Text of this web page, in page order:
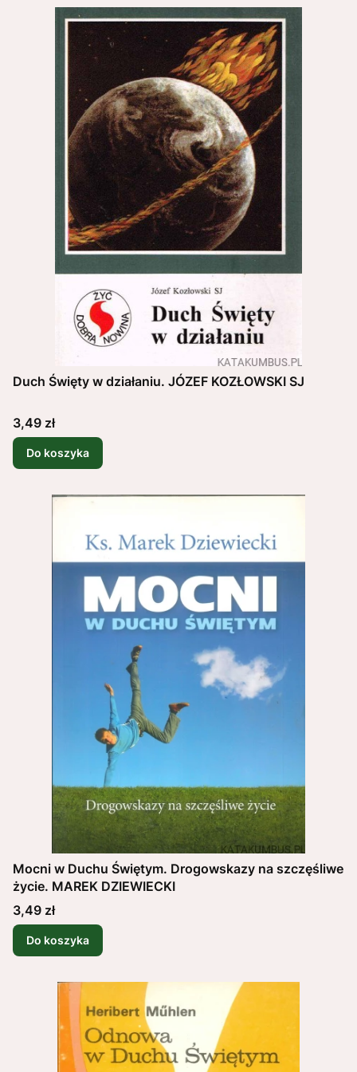
Duch Święty w działaniu. JÓZEF KOZŁOWSKI SJ
Cena
3,49 zł
Do koszyka
Mocni w Duchu Świętym. Drogowskazy na szczęśliwe
życie. MAREK DZIEWIECKI
Cena
3,49 zł
Do koszyka